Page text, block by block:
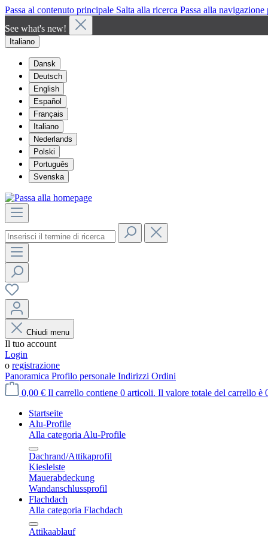
Passa al contenuto principale Salta alla ricerca Passa alla
See what's new!
Italiano
Dansk
Deutsch
English
Español
Français
Italiano
Nederlands
Polski
Português
Svenska
Chiudi menu
Il tuo account
Login
o registrazione
Panoramica Profilo personale Indirizzi Ordini
0,00 € Il carrello contiene 0 articoli. Il valore totale del carrello è
Startseite
Alu-Profile
Alla categoria Alu-Profile
Dachrand/Attikaprofil
Kiesleiste
Mauerabdeckung
Wandanschlussprofil
Flachdach
Alla categoria Flachdach
Attikaablauf